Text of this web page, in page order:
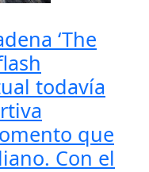
‘The
todavía
que
Con el